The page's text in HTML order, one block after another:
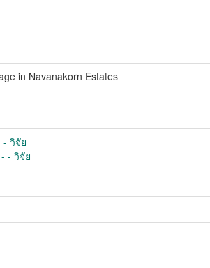
in Navanakorn Estates
วิจัย
- วิจัย